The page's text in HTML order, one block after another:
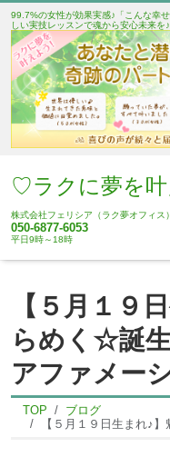
99.7%の女性が効果実感♪「こんな幸
しい実技レッスンで魂から安心未来を♪
♡ラクに夢を
株式会社フェリシア（ラク夢オフィス）
050-6877-6053
平日9時～18時
【５月１９
らめく☆誕
アファメー
TOP
ブログ
【５月１９日生まれ♪】魅力